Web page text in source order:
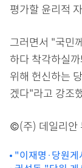
평가할 윤리적
그러면서 "국민
하다 착각하실
위해 헌신하는
겠다"라고 강조
©(주) 데일리안
"이재명·당원